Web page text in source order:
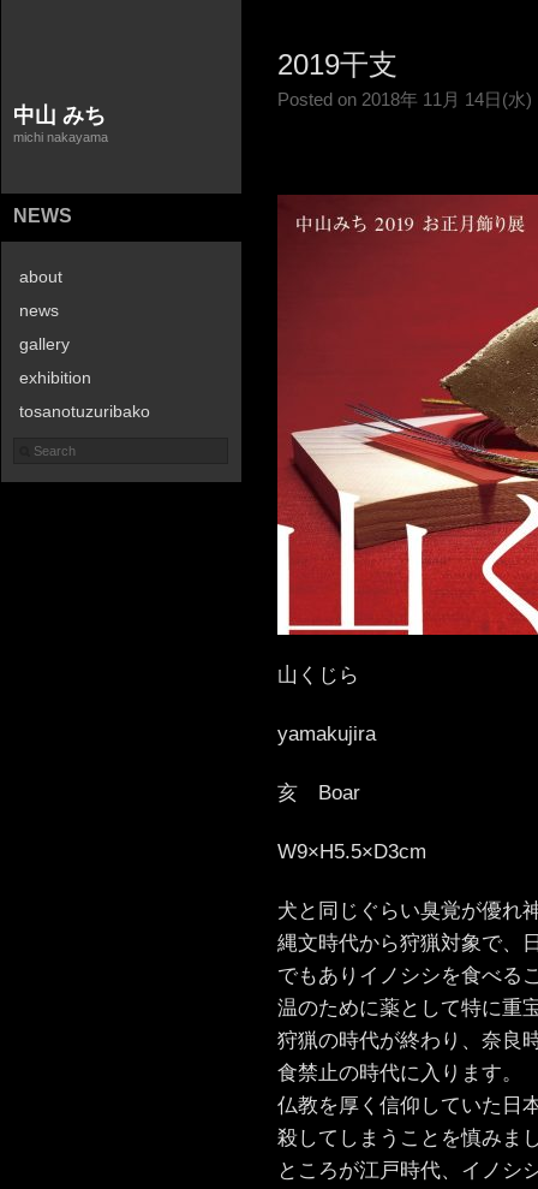
中山 みち
michi nakayama
NEWS
about
news
gallery
exhibition
tosanotuzuribako
contact
2019干支
Posted on 2018年 11月 14日(水)
山くじら
yamakujira
亥 Boar
W9×H5.5×D3cm
犬と同じぐらい臭覚が優れ
縄文時代から狩猟対象で、
でもありイノシシを食べる
温のために薬として特に重
狩猟の時代が終わり、奈良
食禁止の時代に入ります。
仏教を厚く信仰していた日
殺してしまうことを慎みま
ところが江戸時代、イノシ